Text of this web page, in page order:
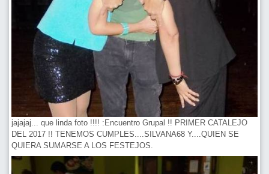
jajajaj... que linda foto !!!! :Encuentro Grupal !! PRIMER CATALEJO
DEL 2017 !! TENEMOS CUMPLES....SILVANA68 Y....QUIEN SE
QUIERA SUMARSE A LOS FESTEJOS.